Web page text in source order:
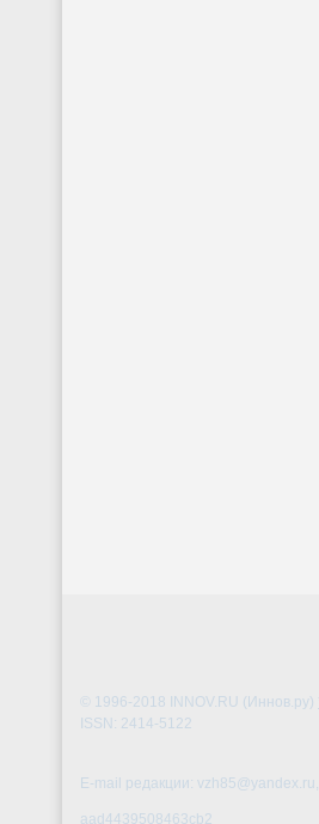
© 1996-2018 INNOV.RU (Иннов.ру)
ISSN: 2414-5122
E-mail редакции: vzh85@yandex.ru,
aad4439508463cb2